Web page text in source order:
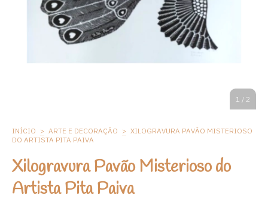
1 / 2
INÍCIO > ARTE E DECORAÇÃO > XILOGRAVURA PAVÃO MISTERIOSO
DO ARTISTA PITA PAIVA
Xilogravura Pavão Misterioso do
Artista Pita Paiva